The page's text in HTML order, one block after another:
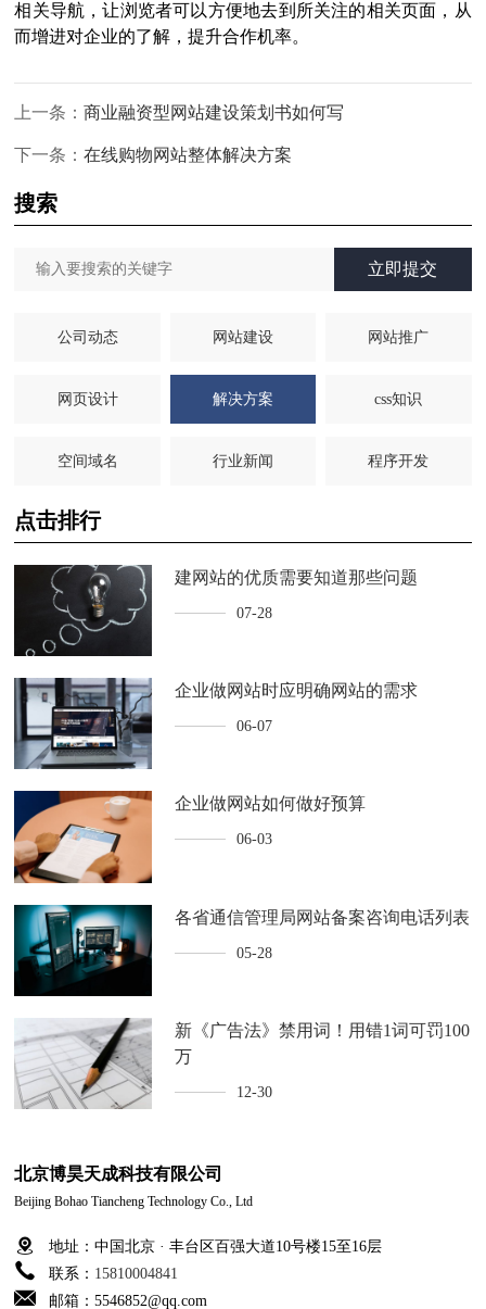
相关导航，让浏览者可以方便地去到所关注的相关页面，从
而增进对企业的了解，提升合作机率。
上一条：商业融资型网站建设策划书如何写
下一条：在线购物网站整体解决方案
搜索
立即提交
公司动态 网站建设 网站推广
网页设计 解决方案 css知识
空间域名 行业新闻 程序开发
点击排行
建网站的优质需要知道那些问题
07-28
企业做网站时应明确网站的需求
06-07
企业做网站如何做好预算
06-03
各省通信管理局网站备案咨询电话列表
05-28
新《广告法》禁用词！用错1词可罚100
万
12-30
北京博昊天成科技有限公司
Beijing Bohao Tiancheng Technology Co., Ltd
地址：中国北京 · 丰台区百强大道10号楼15至16层
联系： 15810004841
邮箱：5546852@qq.com